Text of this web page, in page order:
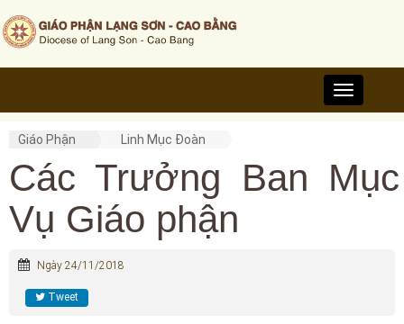
Toggle
navigation
Giáo Phận Linh Mục Đoàn
Các Trưởng Ban Mục
Vụ Giáo phận
Ngày 24/11/2018
Tweet